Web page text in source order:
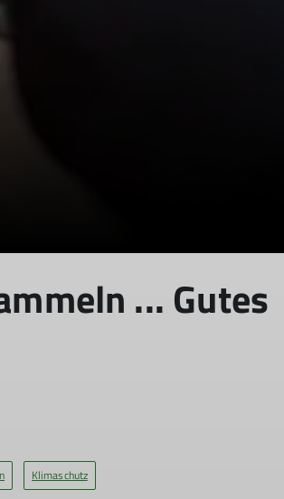
... Gutes
Klimaschutz